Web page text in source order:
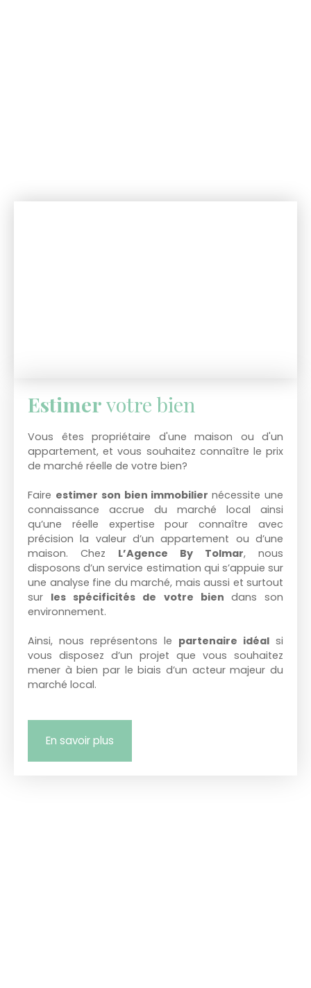
Estimervotre bien
Vous êtes propriétaire d'une maison ou d'un
appartement, et vous souhaitez connaître le prix
de marché réelle de votre bien?
Faire estimer son bien immobiliernécessite une
connaissance accrue du marché local ainsi
qu’une réelle expertise pour connaître avec
précision la valeur d’un appartement ou d’une
maison. Chez L’Agence By Tolmar, nous
disposons d’un service estimation qui s’appuie sur
une analyse fine du marché, mais aussi et surtout
sur les spécificités de votre bien dans son
environnement.
Ainsi, nous représentons le partenaire idéal si
vous disposez d’un projet que vous souhaitez
mener à bien par le biais d’un acteur majeur du
marché local.
En savoir plus